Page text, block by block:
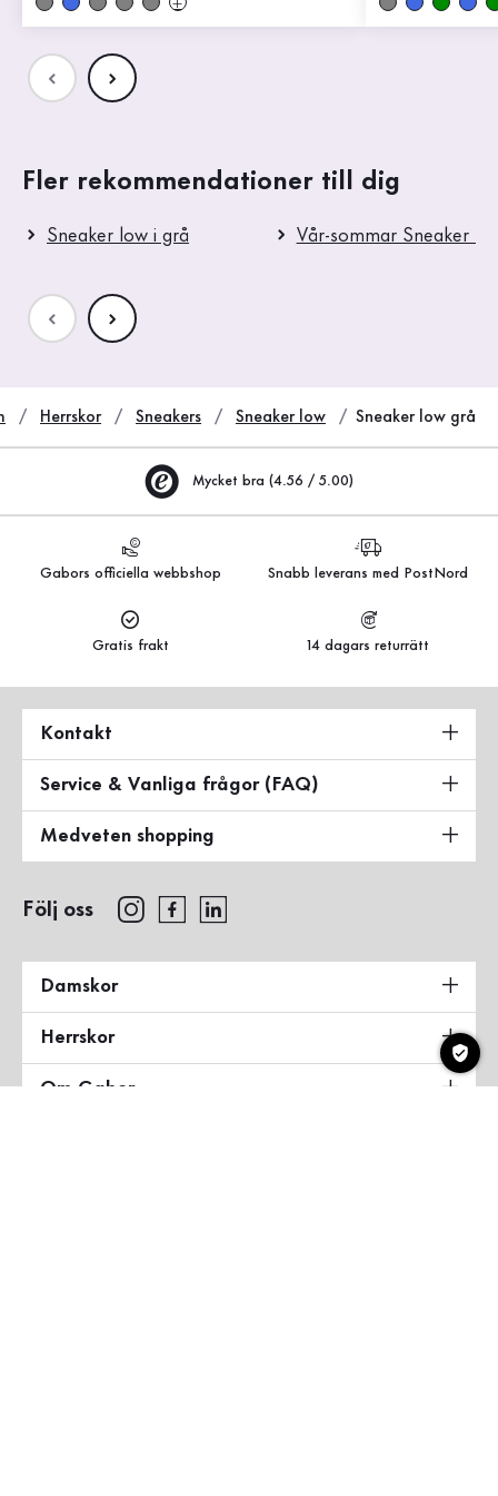
Fler rekommendationer till dig
Sneaker low i grå Vår-sommar Sneaker
Herrskor Sneakers Sneaker low Sneaker low grå
Mycket bra (4.56 / 5.00)
Gabors officiella webbshop Snabb leverans med PostNord
Gratis frakt 14 dagars returrätt
Kontakt
Service & Vanliga frågor (FAQ)
Medveten shopping
Följ oss
Damskor
Herrskor
Om Gabor